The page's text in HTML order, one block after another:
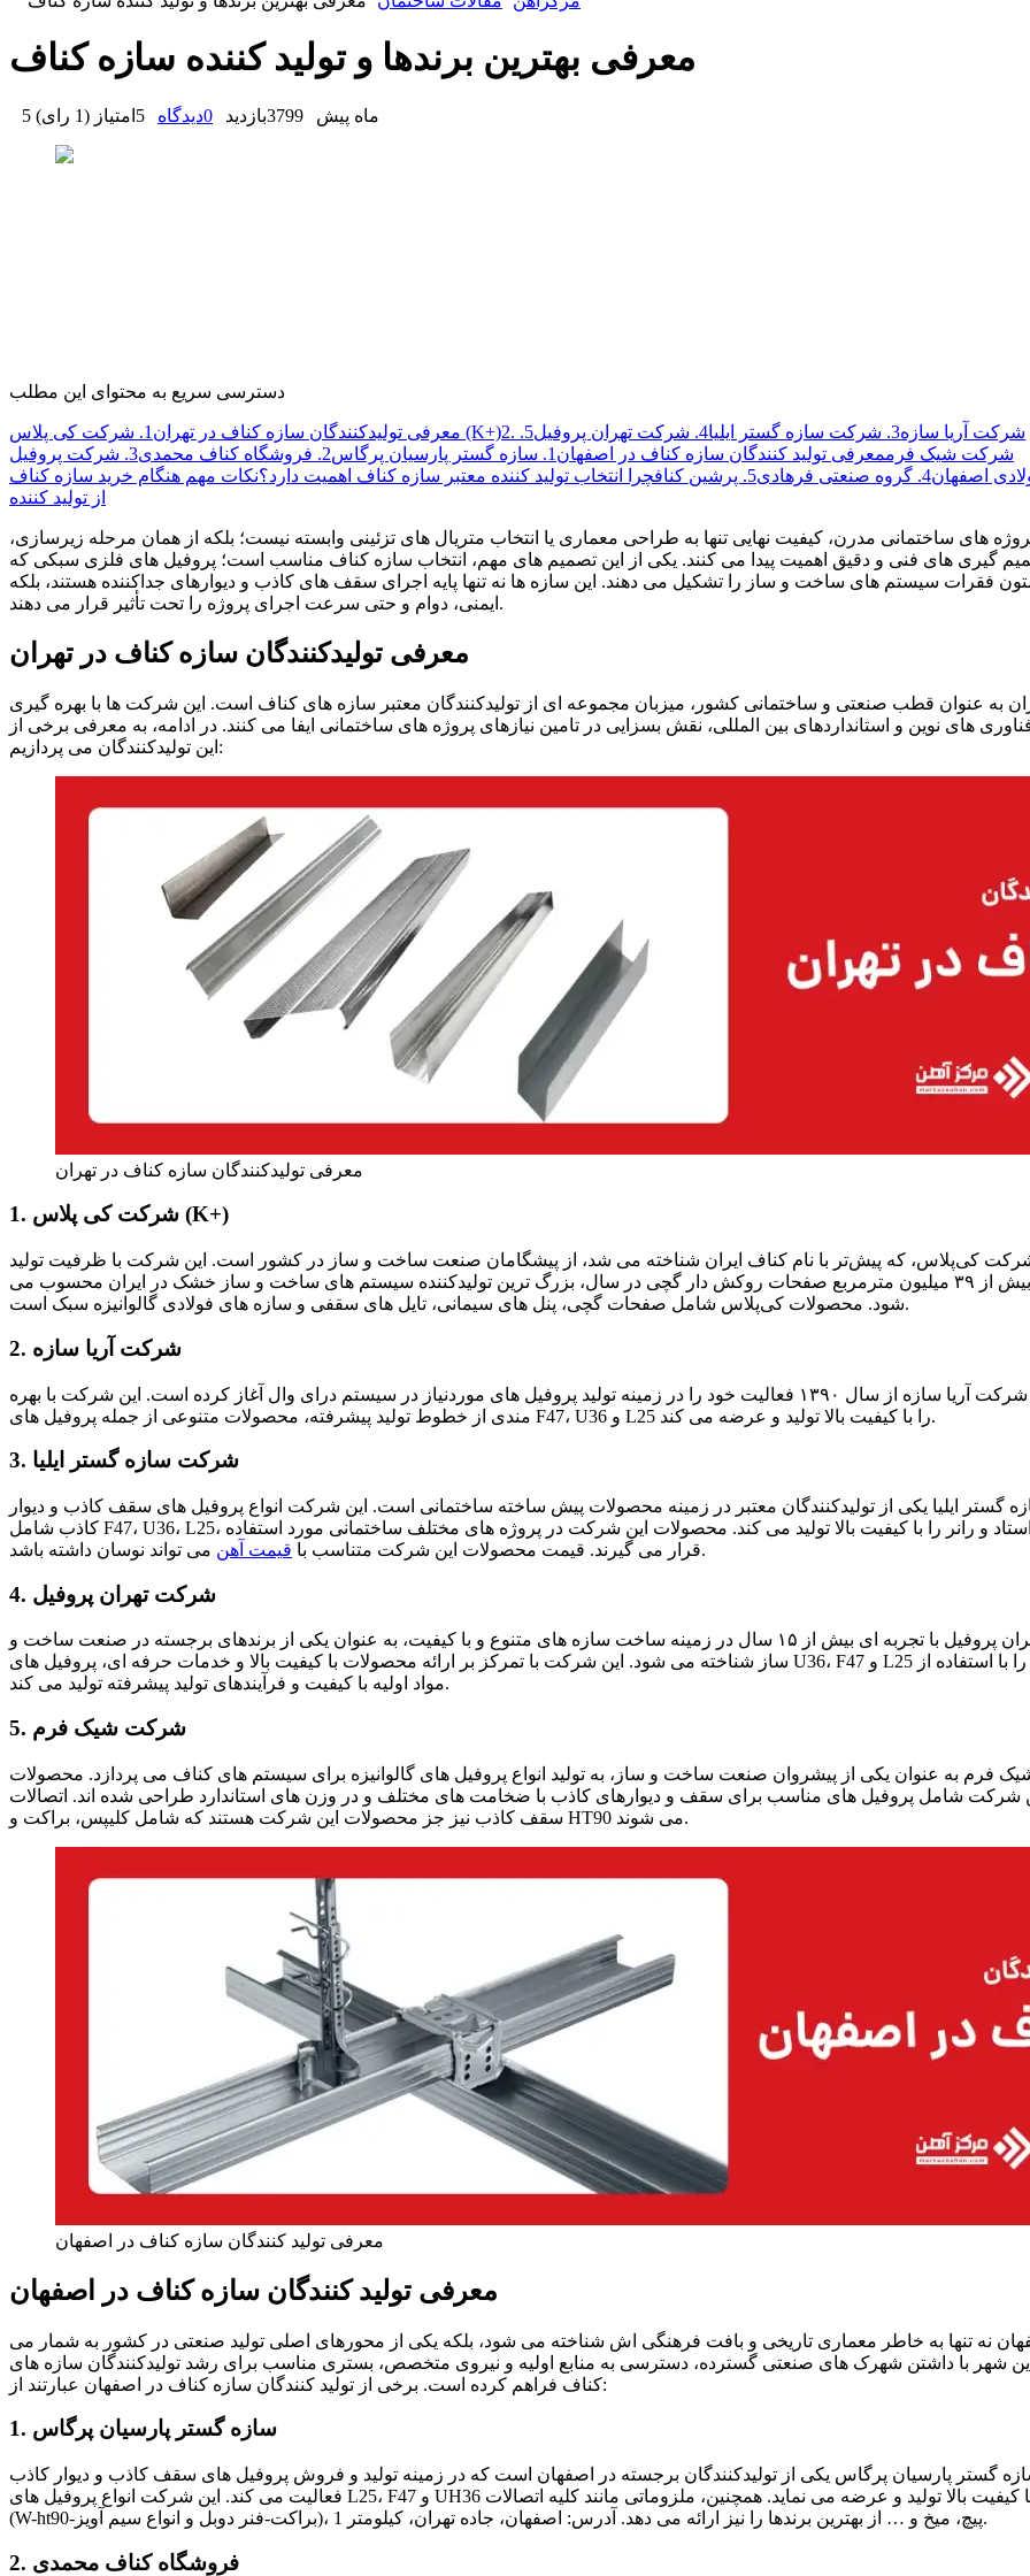
معرفی بهترین برندها و تولید کننده سازه کناف
5 ماه پیش 3799بازدید 0دیدگاه 5 امتیاز (1 رای )
دسترسی سریع به محتوای این مطلب
معرفی تولیدکنندگان سازه کناف در تهران 1. شرکت کی‌ پلاس (K+) 2. شرکت آریا سازه3. شرکت سازه گستر ایلیا 4. شرکت تهران پروفیل
5.
شرکت شیک فرممعرفی تولید کنندگان سازه کناف در اصفهان 1. سازه گستر پارسیان پرگاس 2. فروشگاه کناف محمدی
3. شرکت پروفیل
اصفهان4. گروه صنعتی فرهادی 5. پرشین کناف چرا انتخاب تولید کننده معتبر سازه کناف اهمیت دارد؟نکات مهم هنگام خرید سازه کناف
از تولید کننده
های ساختمانی مدرن، کیفیت نهایی تنها به طراحی معماری یا انتخاب متریال‌ های تزئینی وابسته نیست؛ بلکه از همان مرحله‌ زیرسازی،
گیری‌ های فنی و دقیق اهمیت پیدا می‌ کنند. یکی از این تصمیم‌ های مهم، انتخاب سازه کناف مناسب است؛ پروفیل‌ های فلزی سبکی که
فقرات سیستم‌ های ساخت‌ و ساز را تشکیل می‌ دهند. این سازه‌ ها نه‌ تنها پایه‌ اجرای سقف‌ های کاذب و دیوارهای جداکننده هستند، بلکه
ایمنی، دوام و حتی سرعت اجرای پروژه را تحت‌ تأثیر قرار می‌ دهند.
معرفی تولیدکنندگان سازه کناف در تهران
به‌ عنوان قطب صنعتی و ساختمانی کشور، میزبان مجموعه‌ ای از تولیدکنندگان معتبر سازه‌ های کناف است. این شرکت‌ ها با بهره‌ گیری
فناوری‌ های نوین و استانداردهای بین‌ المللی، نقش بسزایی در تامین نیازهای پروژه‌ های ساختمانی ایفا می‌ کنند. در ادامه، به معرفی برخی از
این تولیدکنندگان می‌ پردازیم:
معرفی تولیدکنندگان سازه کناف در تهران
1. شرکت کی‌ پلاس (K+)
کی‌پلاس، که پیش‌تر با نام کناف ایران شناخته می‌ شد، از پیشگامان صنعت ساخت‌ و ساز در کشور است. این شرکت با ظرفیت تولید
بیش از ۳۹ میلیون مترمربع صفحات روکش‌ دار گچی در سال، بزرگ‌ ترین تولیدکننده سیستم‌ های ساخت‌ و ساز خشک در ایران محسوب می‌
شود. محصولات کی‌پلاس شامل صفحات گچی، پنل‌ های سیمانی، تایل‌ های سقفی و سازه‌ های فولادی گالوانیزه سبک است.
2. شرکت آریا سازه
شرکت آریا سازه از سال ۱۳۹۰ فعالیت خود را در زمینه تولید پروفیل‌ های موردنیاز در سیستم درای‌ وال آغاز کرده است. این شرکت با بهره‌
مندی از خطوط تولید پیشرفته، محصولات متنوعی از جمله پروفیل‌ های F47، U36 و L25 را با کیفیت بالا تولید و عرضه می‌ کند.
3. شرکت سازه گستر ایلیا
گستر ایلیا یکی از تولیدکنندگان معتبر در زمینه محصولات پیش‌ ساخته ساختمانی است. این شرکت انواع پروفیل‌ های سقف کاذب و دیوار
کاذب شامل F47، U36، L25، استاد و رانر را با کیفیت بالا تولید می‌ کند. محصولات این شرکت در پروژه‌ های مختلف ساختمانی مورد استفاده
قرار می‌ گیرند. قیمت محصولات این شرکت متناسب با قیمت آهن می تواند نوسان داشته باشد.
4. شرکت تهران پروفیل
تهران پروفیل با تجربه‌ ای بیش از ۱۵ سال در زمینه ساخت سازه‌ های متنوع و با کیفیت، به‌ عنوان یکی از برندهای برجسته در صنعت ساخت‌ و
ساز شناخته می‌ شود. این شرکت با تمرکز بر ارائه محصولات با کیفیت بالا و خدمات حرفه‌ ای، پروفیل‌ های U36، F47 و L25 را با استفاده از
مواد اولیه با کیفیت و فرآیندهای تولید پیشرفته تولید می‌ کند.
5. شرکت شیک فرم
فرم به‌ عنوان یکی از پیشروان صنعت ساخت‌ و ساز، به تولید انواع پروفیل‌ های گالوانیزه برای سیستم‌ های کناف می‌ پردازد. محصولات
شرکت شامل پروفیل‌ های مناسب برای سقف و دیوارهای کاذب با ضخامت‌ های مختلف و در وزن‌ های استاندارد طراحی شده‌ اند. اتصالات
سقف کاذب نیز جز محصولات این شرکت هستند که شامل کلیپس، براکت و HT90 می‌ شوند.
معرفی تولید کنندگان سازه کناف در اصفهان
معرفی تولید کنندگان سازه کناف در اصفهان
نه‌ تنها به‌ خاطر معماری تاریخی و بافت فرهنگی‌ اش شناخته می‌ شود، بلکه یکی از محورهای اصلی تولید صنعتی در کشور به شمار می‌
این شهر با داشتن شهرک‌ های صنعتی گسترده، دسترسی به منابع اولیه و نیروی متخصص، بستری مناسب برای رشد تولیدکنندگان سازه‌ های
کناف فراهم کرده است. برخی از تولید کنندگان سازه کناف در اصفهان عبارتند از:
1. سازه گستر پارسیان پرگاس
گستر پارسیان پرگاس یکی از تولیدکنندگان برجسته در اصفهان است که در زمینه تولید و فروش پروفیل‌ های سقف کاذب و دیوار کاذب
فعالیت می‌ کند. این شرکت انواع پروفیل‌ های L25، F47 و UH36 را با کیفیت بالا تولید و عرضه می‌ نماید. همچنین، ملزوماتی مانند کلیه اتصالات
(W-ht90-براکت-فنر دوبل و انواع سیم آویز)، پیچ، میخ و … از بهترین برندها را نیز ارائه می‌ دهد. آدرس: اصفهان، جاده تهران، کیلومتر 1.
2. فروشگاه کناف محمدی